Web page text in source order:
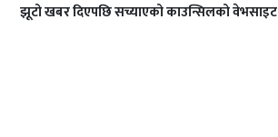
झूटो खबर दिएपछि सच्याएको काउन्सिलको वेभसाइट